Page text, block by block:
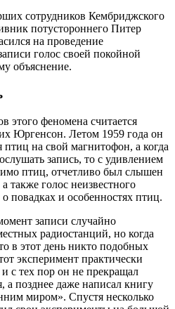
сотрудников Кембриджского
потустороннего Питер
на проведение
голос своей покойной
объяснение.
этого феномена считается
Юргенсон. Летом 1959 года он
птиц на свой магнитофон, а когда
запись, то с удивлением
птиц, отчетливо был слышен
также голос неизвестного
повадках и особенностях птиц.
записи случайно
радиостанций, но когда
в этот день никто подобных
эксперимент практически
с тех пор он не прекращал
а позднее даже написал книгу
миром». Спустя несколько